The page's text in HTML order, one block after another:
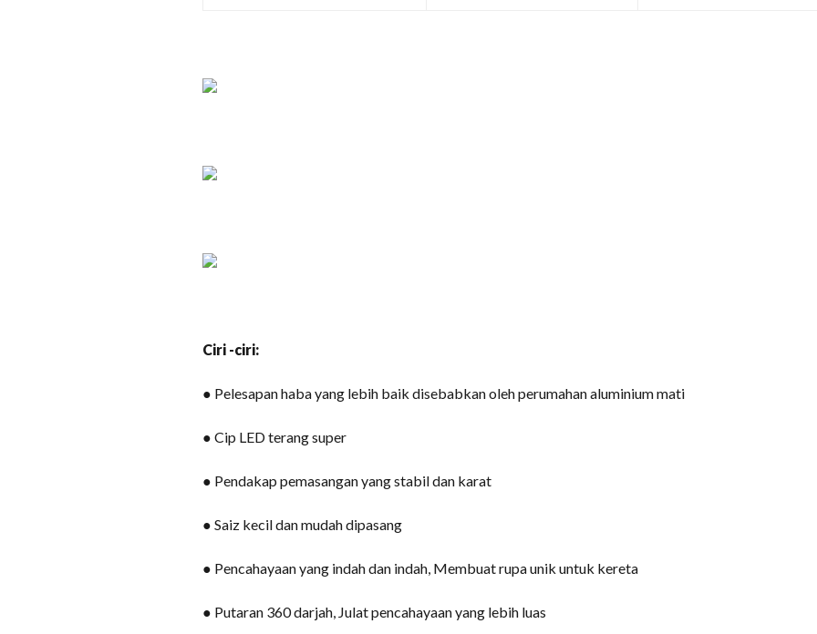
Ciri -ciri:
● Pelesapan haba yang lebih baik disebabkan oleh perumahan aluminium mati
● Cip LED terang super
● Pendakap pemasangan yang stabil dan karat
● Saiz kecil dan mudah dipasang
● Pencahayaan yang indah dan indah, Membuat rupa unik untuk kereta
● Putaran 360 darjah, Julat pencahayaan yang lebih luas